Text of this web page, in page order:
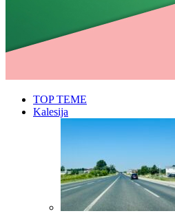
TOP TEME
Kalesija